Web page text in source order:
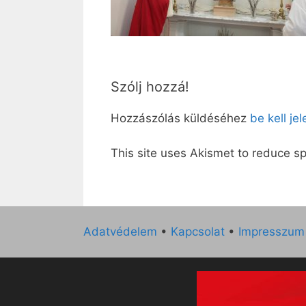
Szólj hozzá!
Hozzászólás küldéséhez be kell
This site uses Akismet to reduce
Adatvédelem • Kapcsolat • Impresszum